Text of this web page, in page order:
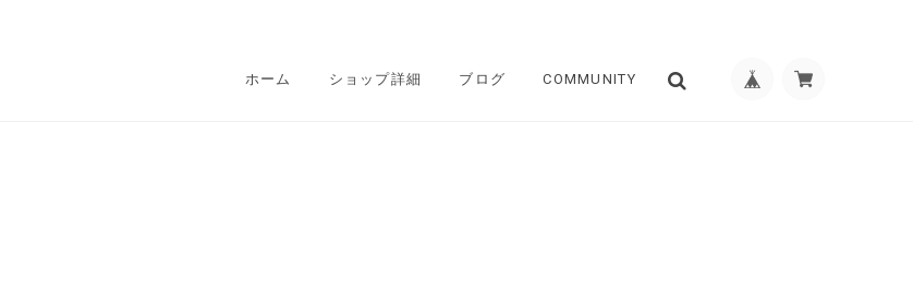
ホーム ショップ詳細 ブログ COMMUNITY